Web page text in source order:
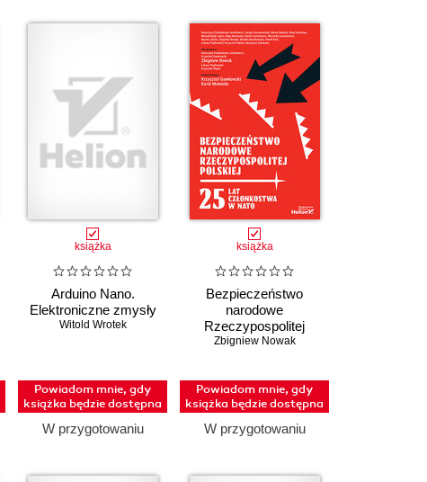
książka
Arduino Nano.
Elektroniczne zmysły
Witold Wrotek
Powiadom mnie, gdy
książka będzie dostępna
W przygotowaniu
książka
Bezpieczeństwo
narodowe
Rzeczypospolitej
Polskiej. 25 lat
Zbigniew Nowak
Powiadom mnie, gdy
książka będzie dostępna
W przygotowaniu